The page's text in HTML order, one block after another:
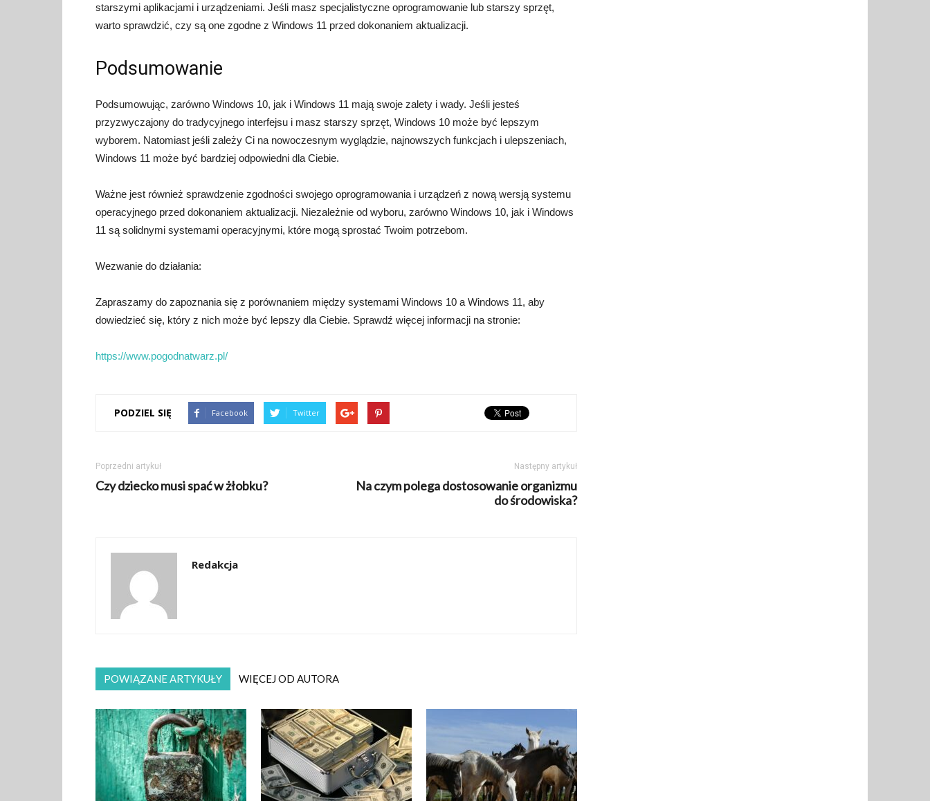
starszymi aplikacjami i urządzeniami. Jeśli masz specjalistyczne oprogramowanie lub starszy sprzęt,
warto sprawdzić, czy są one zgodne z Windows 11 przed dokonaniem aktualizacji.
Podsumowanie
Podsumowując, zarówno Windows 10, jak i Windows 11 mają swoje zalety i wady. Jeśli jesteś
przyzwyczajony do tradycyjnego interfejsu i masz starszy sprzęt, Windows 10 może być lepszym
wyborem. Natomiast jeśli zależy Ci na nowoczesnym wyglądzie, najnowszych funkcjach i ulepszeniach,
Windows 11 może być bardziej odpowiedni dla Ciebie.
Ważne jest również sprawdzenie zgodności swojego oprogramowania i urządzeń z nową wersją systemu
operacyjnego przed dokonaniem aktualizacji. Niezależnie od wyboru, zarówno Windows 10, jak i Windows
11 są solidnymi systemami operacyjnymi, które mogą sprostać Twoim potrzebom.
Wezwanie do działania:
Zapraszamy do zapoznania się z porównaniem między systemami Windows 10 a Windows 11, aby
dowiedzieć się, który z nich może być lepszy dla Ciebie. Sprawdź więcej informacji na stronie:
https://www.pogodnatwarz.pl/
PODZIEL SIĘ Facebook Twitter
Poprzedni artykuł
Czy dziecko musi spać w żłobku?
Następny artykuł
Na czym polega dostosowanie organizmu
do środowiska?
Redakcja
POWIĄZANE ARTYKUŁY WIĘCEJ OD AUTORA